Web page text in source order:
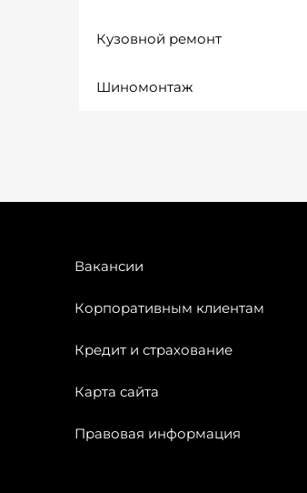
Кузовной ремонт
Шиномонтаж
Вакансии
Корпоративным клиентам
Кредит и страхование
Карта сайта
Правовая информация